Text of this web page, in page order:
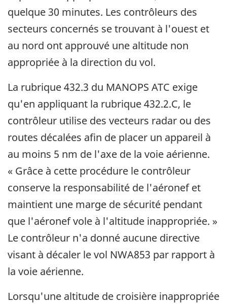
quelque 30 minutes. Les contrôleurs des
secteurs concernés se trouvant à l'ouest et
au nord ont approuvé une altitude non
appropriée à la direction du vol.
La rubrique 432.3 du MANOPS ATC exige
qu'en appliquant la rubrique 432.2.C, le
contrôleur utilise des vecteurs radar ou des
routes décalées afin de placer un appareil à
au moins 5 nm de l'axe de la voie aérienne.
« Grâce à cette procédure le contrôleur
conserve la responsabilité de l'aéronef et
maintient une marge de sécurité pendant
que l'aéronef vole à l'altitude inappropriée. »
Le contrôleur n'a donné aucune directive
visant à décaler le vol NWA853 par rapport à
la voie aérienne.
Lorsqu'une altitude de croisière inappropriée